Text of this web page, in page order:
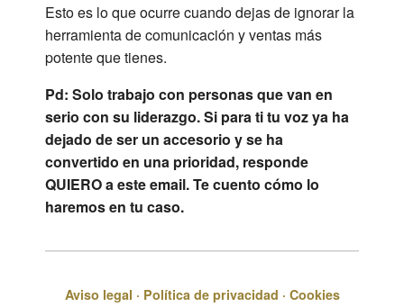
Esto es lo que ocurre cuando dejas de ignorar la
herramienta de comunicación y ventas más
potente que tienes.
Pd: Solo trabajo con personas que van en
serio con su liderazgo. Si para ti tu voz ya ha
dejado de ser un accesorio y se ha
convertido en una prioridad, responde
QUIERO a este email. Te cuento cómo lo
haremos en tu caso.
Aviso legal · Política de privacidad · Cookies